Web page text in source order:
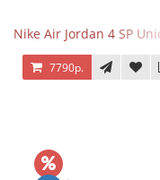
Nike Air Jordan 4 SP
7790р.